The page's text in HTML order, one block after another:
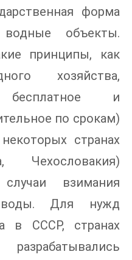
форма
объекты.
принципы, как
хозяйства,
бесплатное и
по срокам)
странах
Чехословакия)
случаи взимания
Для нужд
в СССР, странах